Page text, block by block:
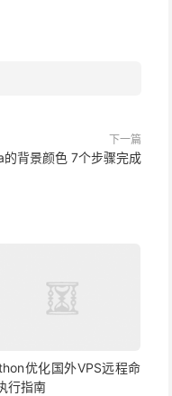
下一篇
背景颜色 7个步骤完成
优化国外VPS远程命
行指南